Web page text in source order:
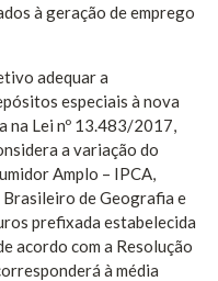
à geração de emprego
adequar a
especiais à nova
na Lei nº 13.483/2017,
a variação do
Amplo – IPCA,
de Geografia e
prefixada estabelecida
acordo com a Resolução
à média